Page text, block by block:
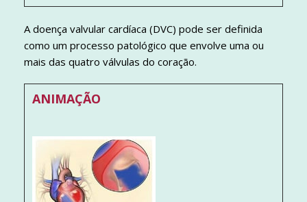
A doença valvular cardíaca (DVC) pode ser definida
como um processo patológico que envolve uma ou
mais das quatro válvulas do coração.
ANIMAÇÃO